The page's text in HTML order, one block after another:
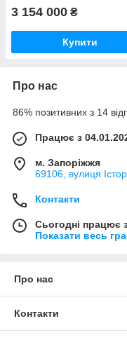
3 154 000 ₴
Купити
Про нас
86% позитивних з 14
Працює з
м. Запоріжжя
69106, вулиця
Контакти
Сьогодні працює
Показати весь
Про нас
Контакти